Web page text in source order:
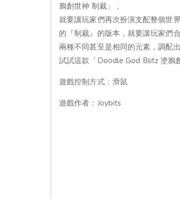
鴉創世神 制裁」，
就要讓玩家們再次扮演支配整個世
的『制裁』的版本，就要讓玩家們
兩種不同甚至是相同的元素，調配
試試這款「Doodle God Blitz 塗鴉
遊戲控制方式：滑鼠
遊戲作者：Joybits